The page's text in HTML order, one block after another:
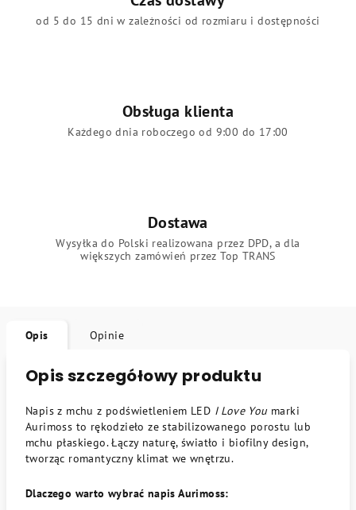
od 5 do 15 dni w zależności od rozmiaru i dostępności
Obsługa klienta
Każdego dnia roboczego od 9:00 do 17:00
Dostawa
Wysyłka do Polski realizowana przez DPD, a dla
większych zamówień przez Top TRANS
Opis Opinie
Opis szczegółowy produktu
Napis z mchu z podświetleniem LED I Love You marki
Aurimoss to rękodzieło ze stabilizowanego porostu lub
mchu płaskiego. Łączy naturę, światło i biofilny design,
tworząc romantyczny klimat we wnętrzu.
Dlaczego warto wybrać napis Aurimoss: